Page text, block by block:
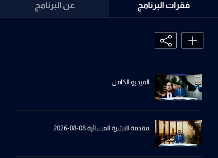
فقرات البرنامج عن البرنامج
الفيديو الكامل
مقدمة النشرة المسائية 08-08-2026